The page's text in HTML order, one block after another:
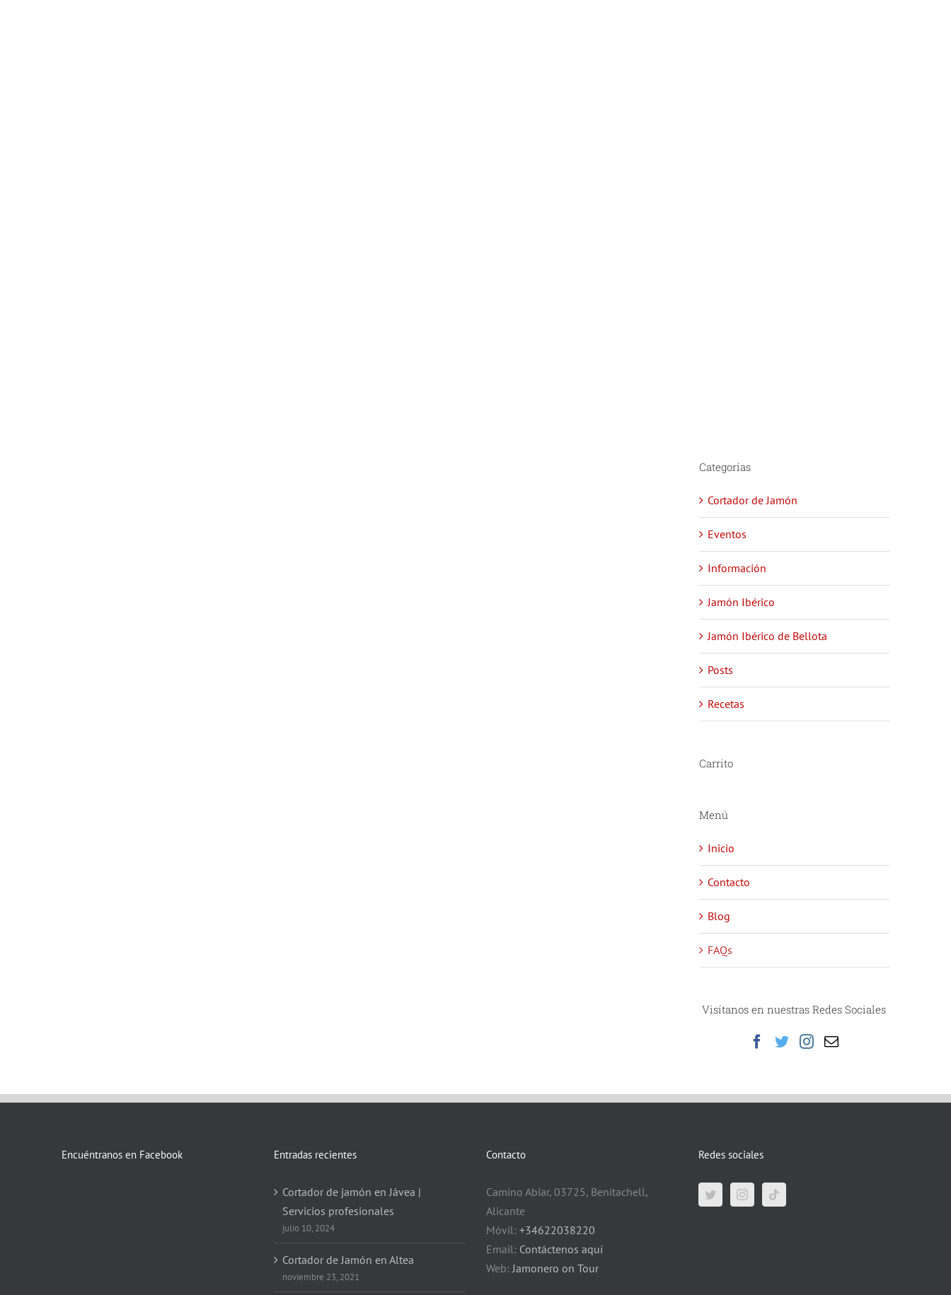
Categorías
Cortador de Jamón
Eventos
Información
Jamón Ibérico
Jamón Ibérico de Bellota
Posts
Recetas
Carrito
Menú
Inicio
Contacto
Blog
FAQs
Visítanos en nuestras Redes Sociales
Encuéntranos en Facebook Entradas recientes
Cortador de jamón en Jávea |
Servicios profesionales
julio 10, 2024
Cortador de Jamón en Altea
noviembre 23, 2021
Contacto
Camino Abiar, 03725, Benitachell,
Alicante
Móvil: +34622038220
Email: Contáctenos aquí
Web: Jamonero on Tour
Redes sociales